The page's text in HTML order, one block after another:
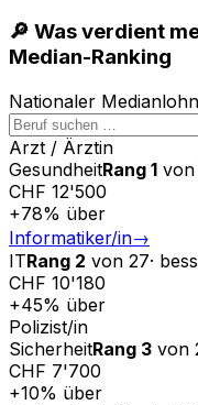
🔎 Was verdient
Median-Ranking
Nationaler Medianlohn
Arzt / Ärztin
GesundheitRang 1 von
CHF 12'500
+78% über
Informatiker/in→
ITRang 2 von 27·
CHF 10'180
+45% über
Polizist/in
SicherheitRang 3 von
CHF 7'700
+10% über